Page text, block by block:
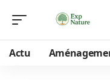
Actu